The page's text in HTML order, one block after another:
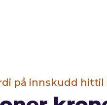
på innskudd hittil